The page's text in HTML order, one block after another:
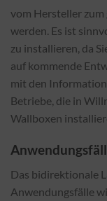
vom Hersteller
werden. Es ist
zu installieren, da
auf kommende
mit den
Betriebe, die in
Wallboxen
Das bidirektionale
Anwendungsfälle